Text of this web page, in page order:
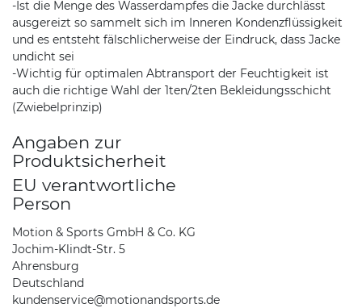
-Ist die Menge des Wasserdampfes die Jacke durchlässt
ausgereizt so sammelt sich im Inneren Kondenzflüssigkeit
und es entsteht fälschlicherweise der Eindruck, dass Jacke
undicht sei
-Wichtig für optimalen Abtransport der Feuchtigkeit ist
auch die richtige Wahl der 1ten/2ten Bekleidungsschicht
(Zwiebelprinzip)
Angaben zur
Produktsicherheit
EU verantwortliche
Person
Motion & Sports GmbH & Co. KG
Jochim-Klindt-Str. 5
Ahrensburg
Deutschland
kundenservice@motionandsports.de